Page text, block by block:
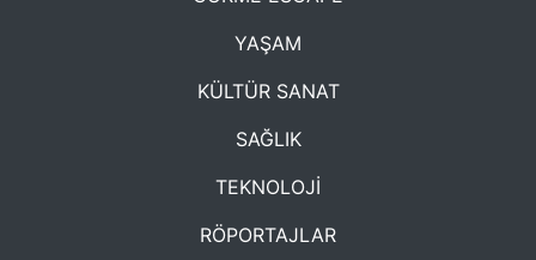
YAŞAM
KÜLTÜR SANAT
SAĞLIK
TEKNOLOJİ
RÖPORTAJLAR